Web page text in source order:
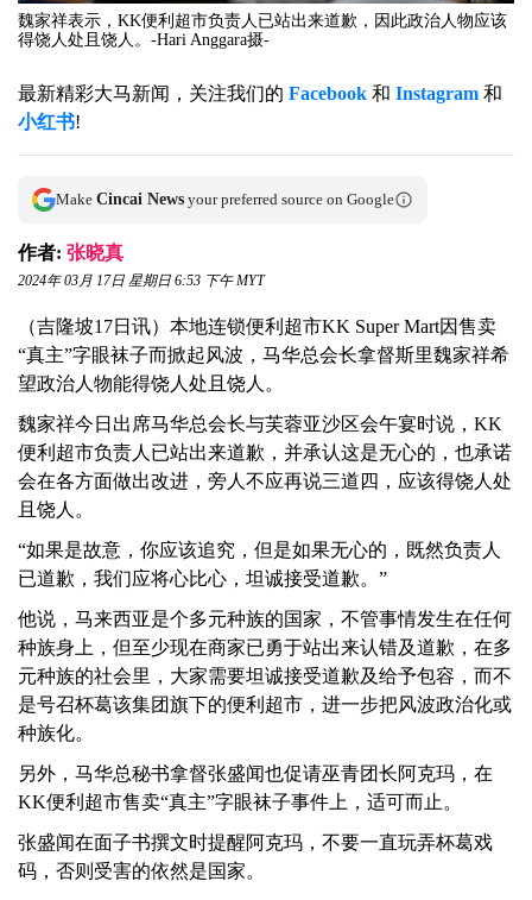
魏家祥表示，KK便利超市负责人已站出来道歉，因此政治人物应该
得饶人处且饶人。-Hari Anggara摄-
最新精彩大马新闻，关注我们的 Facebook 和 Instagram 和
小红书!
Make Cincai News your preferred source on Google
作者: 张晓真
2024年 03月 17日 星期日 6:53 下午 MYT
（吉隆坡17日讯）本地连锁便利超市KK Super Mart因售卖
“真主”字眼袜子而掀起风波，马华总会长拿督斯里魏家祥希
望政治人物能得饶人处且饶人。
魏家祥今日出席马华总会长与芙蓉亚沙区会午宴时说，KK
便利超市负责人已站出来道歉，并承认这是无心的，也承诺
会在各方面做出改进，旁人不应再说三道四，应该得饶人处
且饶人。
“如果是故意，你应该追究，但是如果无心的，既然负责人
已道歉，我们应将心比心，坦诚接受道歉。”
他说，马来西亚是个多元种族的国家，不管事情发生在任何
种族身上，但至少现在商家已勇于站出来认错及道歉，在多
元种族的社会里，大家需要坦诚接受道歉及给予包容，而不
是号召杯葛该集团旗下的便利超市，进一步把风波政治化或
种族化。
另外，马华总秘书拿督张盛闻也促请巫青团长阿克玛，在
KK便利超市售卖“真主”字眼袜子事件上，适可而止。
张盛闻在面子书撰文时提醒阿克玛，不要一直玩弄杯葛戏
码，否则受害的依然是国家。